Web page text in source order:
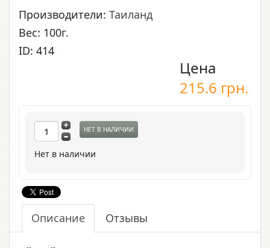
Производители: Таиланд
Вес: 100г.
ID: 414
Цена
215.6 грн.
НЕТ В НАЛИЧИИ
Нет в наличии
Описание Отзывы